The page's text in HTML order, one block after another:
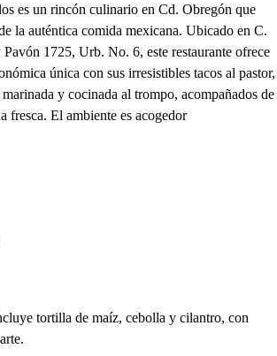
es un rincón culinario en Cd. Obregón que
la auténtica comida mexicana. Ubicado en C.
1725, Urb. No. 6, este restaurante ofrece
única con sus irresistibles tacos al pastor,
y cocinada al trompo, acompañados de
fresca. El ambiente es acogedor
tortilla de maíz, cebolla y cilantro, con